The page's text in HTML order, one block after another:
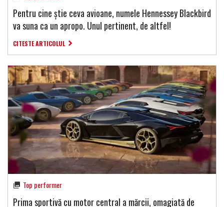
Pentru cine știe ceva avioane, numele Hennessey Blackbird
va suna ca un apropo. Unul pertinent, de altfel!
CITESTE ARTICOLUL
Top performer
Prima sportivă cu motor central a mărcii, omagiată de